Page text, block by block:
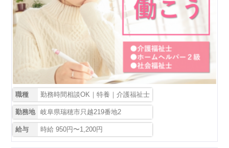
職種 勤務時間相談OK｜特養｜介護福祉士
勤務地 岐阜県瑞穂市只越219番地2
給与 時給 950円〜1,200円